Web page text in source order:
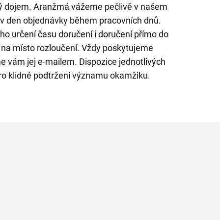
dojem. Aranžmá vážeme pečlivě v našem
den objednávky během pracovních dnů.
určení času doručení i doručení přímo do
místo rozloučení. Vždy poskytujeme
vám jej e-mailem. Dispozice jednotlivých
klidné podtržení významu okamžiku.